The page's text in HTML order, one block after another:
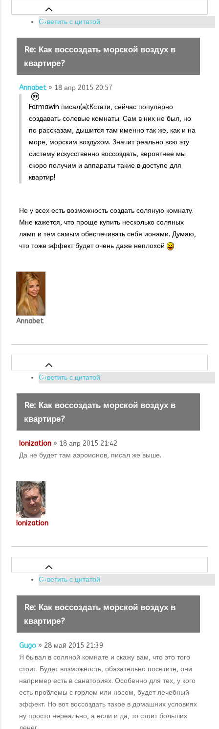
Ответить с цитатой
Re: Как воссоздать морской воздух в
квартире?
Annabet» 18 апр 2015 20:57
Farmawin писал(а):Кстати, сейчас популярно
создавать солевые комнаты. Сам в них не был, но
по рассказам, дышится там именно так же, как и на
море, морским воздухом. Значит реально всю эту
систему искусственно воссоздать, вероятнее мы
скоро получим и аппараты такие в доступе для
квартир!
Не у всех есть возможность создать соляную комнату.
Мне кажется, что проще купить несколько соляных
ламп и тем самым обеспечивать себя ионами. Думаю,
что тоже эффект будет очень даже неплохой
Annabet
Ответить с цитатой
Re: Как воссоздать морской воздух в
квартире?
Ionization » 18 апр 2015 21:42
Да не будет там аэроионов, писал же выше.
Ionization
Ответить с цитатой
Re: Как воссоздать морской воздух в
квартире?
Gugo » 28 май 2015 21:39
Я бывал в соляной комнате и скажу вам, что это того
стоит. Будет возможность, обязательно посетите, они
например есть в санаториях. Особенно для тех, у кого
есть проблемы с горлом или носом, будет лечебный
эффект. Но вот воссоздать такое в домашних условиях
ну просто нереально, а если и да, то стоит больших